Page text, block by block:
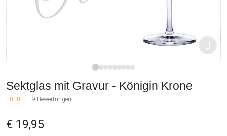
Sektglas mit Gravur - Königin Krone
9 Bewertungen
€ 19,95